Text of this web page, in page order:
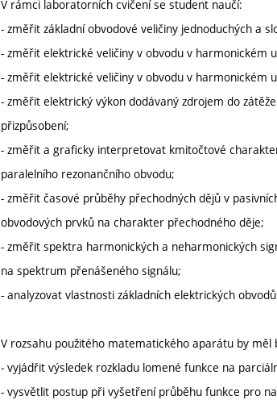
V rámci laboratorních cvičení se student naučí:
- změřit základní obvodové veličiny jednoduchých a
- změřit elektrické veličiny v obvodu v
- změřit elektrické veličiny v obvodu v
- změřit elektrický výkon dodávaný zdrojem do
přizpůsobení;
- změřit a graficky interpretovat kmitočtové
paralelního rezonančního obvodu;
- změřit časové průběhy přechodných dějů v
obvodových prvků na charakter přechodného děje;
- změřit spektra harmonických a neharmonických
na spektrum přenášeného signálu;
- analyzovat vlastnosti základních elektrických
V rozsahu použitého matematického aparátu by měl
- vyjádřit výsledek rozkladu lomené funkce na
- vysvětlit postup při vyšetření průběhu funkce pro